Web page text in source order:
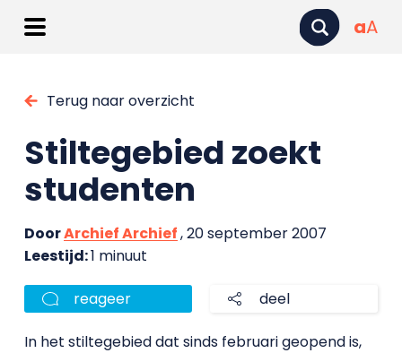
aA
Terug naar overzicht
Stiltegebied zoekt
studenten
DoorArchief Archief, 20 september 2007
Leestijd:1 minuut
reageer deel
In het stiltegebied dat sinds februari geopend is,